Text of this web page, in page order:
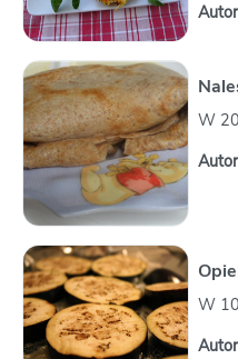
Autor
W
Autor
W
Autor